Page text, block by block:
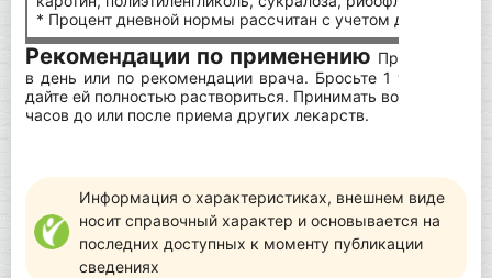
* Процент дневной нормы рассчитан с учетом диеты в
Рекомендации по применению Принимайте
в день или по рекомендации врача. Бросьте 1 таблетку
дайте ей полностью раствориться. Принимать во время
часов до или после приема других лекарств.
Информация о характеристиках, внешнем виде
носит справочный характер и основывается на
последних доступных к моменту публикации
сведениях